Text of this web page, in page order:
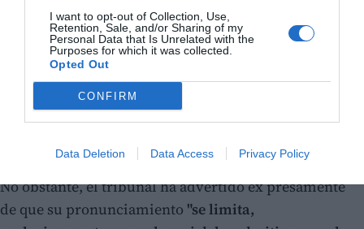
I want to opt-out of Collection, Use,
Retention, Sale, and/or Sharing of my
Personal Data that Is Unrelated with the
Purposes for which it was collected.
Opted Out
CONFIRM
Data Deletion Data Access Privacy Policy
la posible intervención activa del señor Mazón, por sí,
o a través de colaboradores o cargos jerárquicamente
dependientes, en el dictado del mensaje Es-Alert o en
el retraso de su envío".
Los magistrados han subrayado que, de no admitirse
actividad judicial de investigación que le concierne"
No obstante, el tribunal ha advertido ex presamente
de que su pronunciamiento "se limita,